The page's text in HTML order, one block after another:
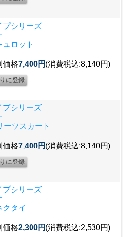
プシリーズ
ュロット
価格7,400円 (消費税込:8,140円)
プシリーズ
ーツスカート
価格7,400円 (消費税込:8,140円)
プシリーズ
クタイ
価格2,300円 (消費税込:2,530円)